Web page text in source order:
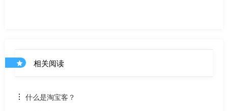
相关阅读
什么是淘宝客？